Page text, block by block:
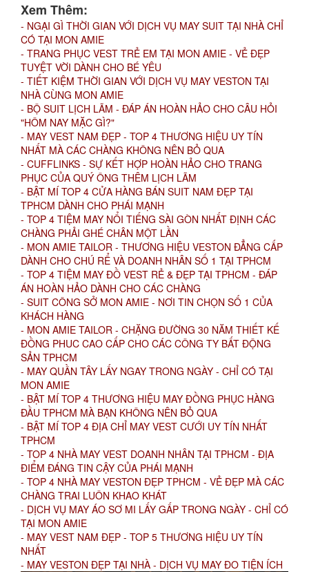
Xem Thêm:
- NGẠI GÌ THỜI GIAN VỚI DỊCH VỤ MAY SUIT TẠI NHÀ CHỈ
CÓ TẠI MON AMIE
- TRANG PHỤC VEST TRẺ EM TẠI MON AMIE - VẺ ĐẸP
TUYỆT VỜI DÀNH CHO BÉ YÊU
- TIẾT KIỆM THỜI GIAN VỚI DỊCH VỤ MAY VESTON TẠI
NHÀ CÙNG MON AMIE
- BỘ SUIT LỊCH LÃM - ĐÁP ÁN HOÀN HẢO CHO CÂU HỎI
"HÔM NAY MẶC GÌ?"
- MAY VEST NAM ĐẸP - TOP 4 THƯƠNG HIỆU UY TÍN
NHẤT MÀ CÁC CHÀNG KHÔNG NÊN BỎ QUA
- CUFFLINKS - SỰ KẾT HỢP HOÀN HẢO CHO TRANG
PHỤC CỦA QUÝ ÔNG THÊM LỊCH LÃM
- BẬT MÍ TOP 4 CỬA HÀNG BÁN SUIT NAM ĐẸP TẠI
TPHCM DÀNH CHO PHÁI MẠNH
- TOP 4 TIỆM MAY NỔI TIẾNG SÀI GÒN NHẤT ĐỊNH CÁC
CHÀNG PHẢI GHÉ CHÂN MỘT LẦN
- MON AMIE TAILOR - THƯƠNG HIỆU VESTON ĐẲNG CẤP
DÀNH CHO CHÚ RỂ VÀ DOANH NHÂN SỐ 1 TẠI TPHCM
- TOP 4 TIỆM MAY ĐỒ VEST RẺ & ĐẸP TẠI TPHCM - ĐÁP
ÁN HOÀN HẢO DÀNH CHO CÁC CHÀNG
- SUIT CÔNG SỞ MON AMIE - NƠI TIN CHỌN SỐ 1 CỦA
KHÁCH HÀNG
- MON AMIE TAILOR - CHẶNG ĐƯỜNG 30 NĂM THIẾT KẾ
ĐỒNG PHUC CAO CẤP CHO CÁC CÔNG TY BẤT ĐỘNG
SẢN TPHCM
- MAY QUẦN TÂY LẤY NGAY TRONG NGÀY - CHỈ CÓ TẠI
MON AMIE
- BẬT MÍ TOP 4 THƯƠNG HIỆU MAY ĐỒNG PHỤC HÀNG
ĐẦU TPHCM MÀ BẠN KHÔNG NÊN BỎ QUA
- BẬT MÍ TOP 4 ĐỊA CHỈ MAY VEST CƯỚI UY TÍN NHẤT
TPHCM
- TOP 4 NHÀ MAY VEST DOANH NHÂN TẠI TPHCM - ĐỊA
ĐIỂM ĐÁNG TIN CẬY CỦA PHÁI MẠNH
- TOP 4 NHÀ MAY VESTON ĐẸP TPHCM - VẺ ĐẸP MÀ CÁC
CHÀNG TRAI LUÔN KHAO KHÁT
- DỊCH VỤ MAY ÁO SƠ MI LẤY GẤP TRONG NGÀY - CHỈ CÓ
TẠI MON AMIE
- MAY VEST NAM ĐẸP - TOP 5 THƯƠNG HIỆU UY TÍN
NHẤT
- MAY VESTON ĐẸP TẠI NHÀ - DỊCH VỤ MAY ĐO TIỆN ÍCH